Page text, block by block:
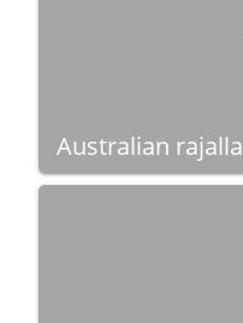
Australian rajalla